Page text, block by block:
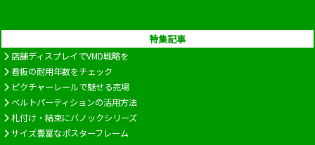
特集記事
店舗ディスプレイでVMD戦略を
看板の耐用年数をチェック
ピクチャーレールで魅せる売場
ベルトパーティションの活用方法
札付け・結束にバノックシリーズ
サイズ豊富なポスターフレーム